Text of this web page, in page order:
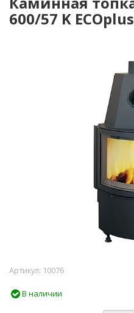
600/57 K ECOplus
Артикул: 10076
В наличии